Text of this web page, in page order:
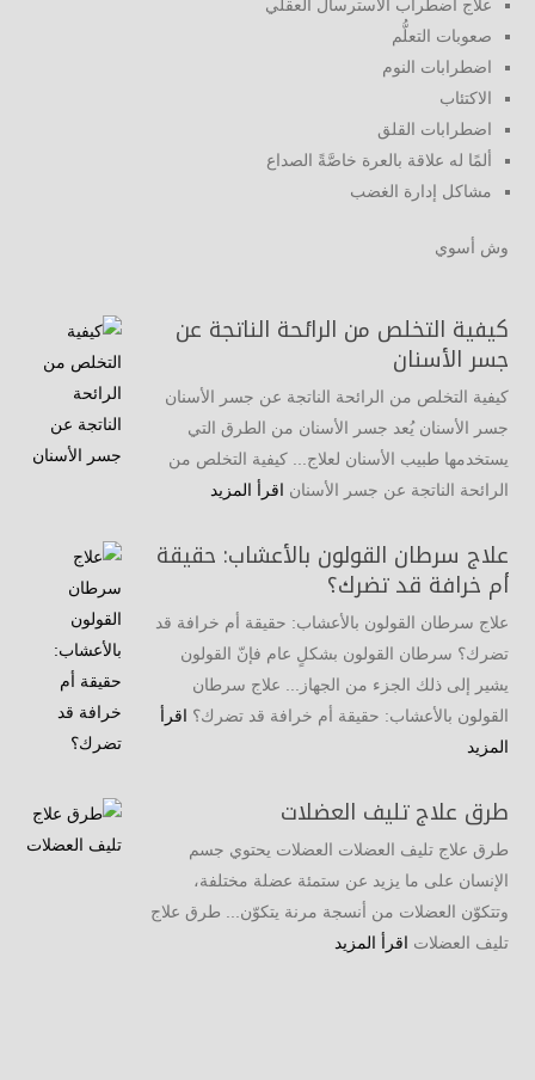
علاج اضطراب الاسترسال العقلي
صعوبات التعلُّم
اضطرابات النوم
الاكتئاب
اضطرابات القلق
ألمًا له علاقة بالعرة خاصَّةً الصداع
مشاكل إدارة الغضب
وش أسوي
كيفية التخلص من الرائحة الناتجة عن
جسر الأسنان
كيفية التخلص من الرائحة الناتجة عن جسر الأسنان
جسر الأسنان يُعد جسر الأسنان من الطرق التي
يستخدمها طبيب الأسنان لعلاج... كيفية التخلص من
الرائحة الناتجة عن جسر الأسنان اقرأ المزيد
علاج سرطان القولون بالأعشاب: حقيقة
أم خرافة قد تضرك؟
علاج سرطان القولون بالأعشاب: حقيقة أم خرافة قد
تضرك؟ سرطان القولون بشكلٍ عام فإنّ القولون
يشير إلى ذلك الجزء من الجهاز... علاج سرطان
القولون بالأعشاب: حقيقة أم خرافة قد تضرك؟ اقرأ
المزيد
طرق علاج تليف العضلات
طرق علاج تليف العضلات العضلات يحتوي جسم
الإنسان على ما يزيد عن ستمئة عضلة مختلفة،
وتتكوّن العضلات من أنسجة مرنة يتكوّن... طرق علاج
تليف العضلات اقرأ المزيد